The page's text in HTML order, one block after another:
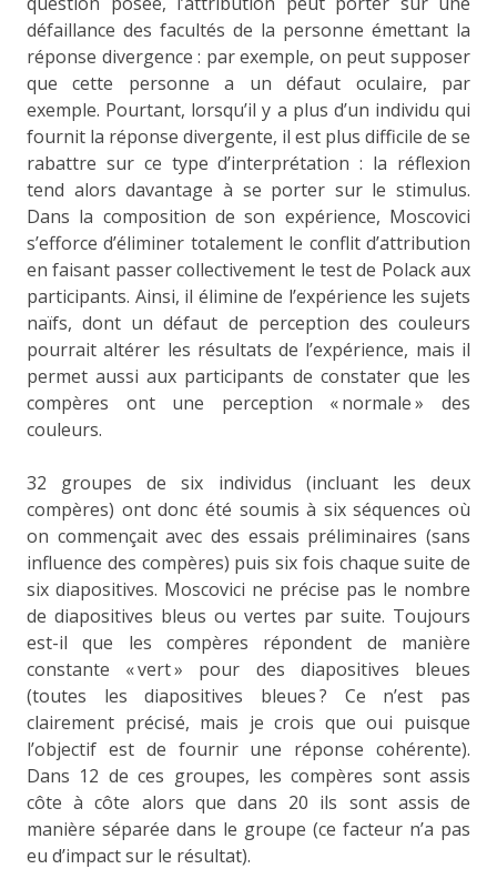
défaillance des facultés de la personne émettant la
réponse divergence : par exemple, on peut supposer
que cette personne a un défaut oculaire, par
exemple. Pourtant, lorsqu’il y a plus d’un individu qui
fournit la réponse divergente, il est plus difficile de se
rabattre sur ce type d’interprétation : la réflexion
tend alors davantage à se porter sur le stimulus.
Dans la composition de son expérience, Moscovici
s’efforce d’éliminer totalement le conflit d’attribution
en faisant passer collectivement le test de Polack aux
participants. Ainsi, il élimine de l’expérience les sujets
naïfs, dont un défaut de perception des couleurs
pourrait altérer les résultats de l’expérience, mais il
permet aussi aux participants de constater que les
compères ont une perception « normale » des
couleurs.
32 groupes de six individus (incluant les deux
compères) ont donc été soumis à six séquences où
on commençait avec des essais préliminaires (sans
influence des compères) puis six fois chaque suite de
six diapositives. Moscovici ne précise pas le nombre
de diapositives bleus ou vertes par suite. Toujours
est-il que les compères répondent de manière
constante « vert » pour des diapositives bleues
(toutes les diapositives bleues ? Ce n’est pas
clairement précisé, mais je crois que oui puisque
l’objectif est de fournir une réponse cohérente).
Dans 12 de ces groupes, les compères sont assis
côte à côte alors que dans 20 ils sont assis de
manière séparée dans le groupe (ce facteur n’a pas
eu d’impact sur le résultat).